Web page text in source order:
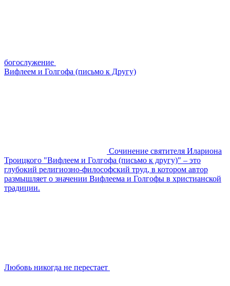
богослужение
Вифлеем и Голгофа (письмо к Другу)
Сочинение святителя Илариона
Троицкого "Вифлеем и Голгофа (письмо к другу)" – это
глубокий религиозно-философский труд, в котором автор
размышляет о значении Вифлеема и Голгофы в христианской
традиции.
Любовь никогда не перестает